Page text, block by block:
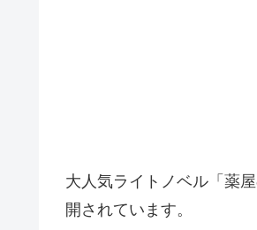
大人気ライトノベル「薬
開されています。